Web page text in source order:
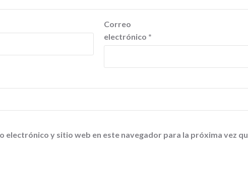
Correo
electrónico *
electrónico y sitio web en este navegador para la próxima vez